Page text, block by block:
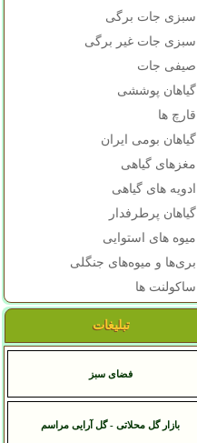
سبزی جات برگی
سبزی جات غیر برگی
صیفی جات
گیاهان پوششی
قارچ ها
گیاهان بومی ایران
مغزهای گیاهی
ادویه های گیاهی
گیاهان پرطرفدار
میوه های استوایی
بری‌ها و میوه‌های جنگلی
ساکولنت ها
تبلیغات
فضای سبز
بازار گل محلاتی - گل آرایی مراسم